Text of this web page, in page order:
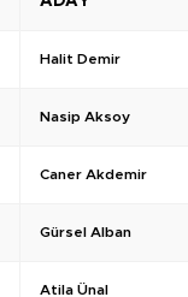
Halit Demir
Nasip Aksoy
Caner Akdemir
Gürsel Alban
Atila Ünal